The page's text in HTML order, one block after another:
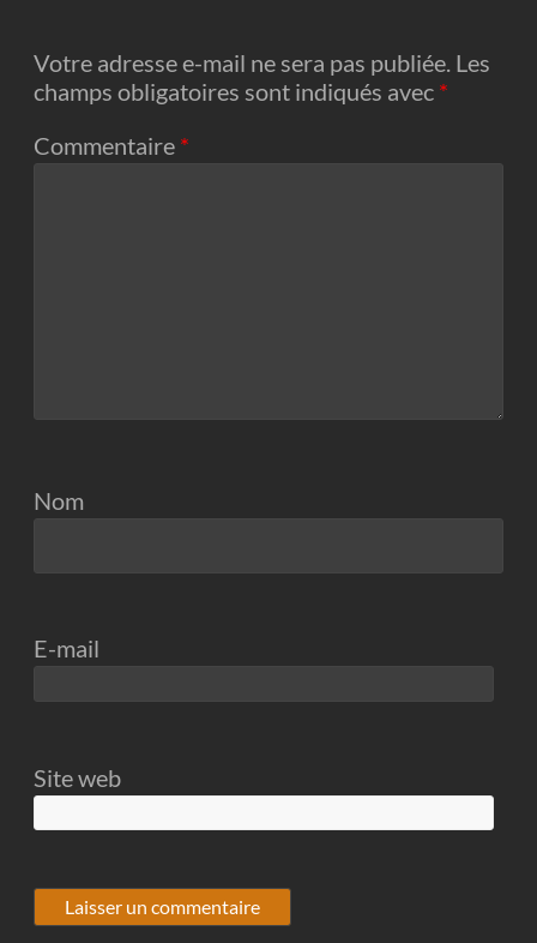
Votre adresse e-mail ne sera pas publiée. Les
champs obligatoires sont indiqués avec *
Commentaire *
Nom
E-mail
Site web